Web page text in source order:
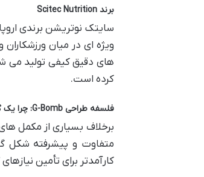
برند Scitec Nutrition
سایتک نوتریشن برندی
ویژه ای در میان
های دقیق کیفی تولید می
کرده است.
فلسفه طراحی G-Bomb: چرا یک گلوتامین چندترکیبی؟
کارآمدتر برای تأمین